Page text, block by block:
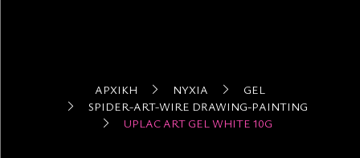
ΑΡΧΙΚΉ ΝΎΧΙΑ
GEL
SPIDER-ART-WIRE DRAWING-PAINTING
UPLAC ART GEL WHITE 10G